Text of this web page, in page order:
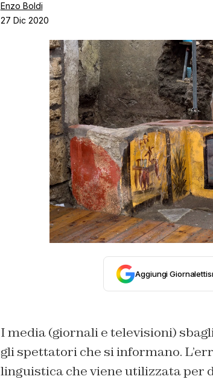
Enzo Boldi
27 Dic 2020
Aggiungi
I media (giornali e televisioni)
gli spettatori che si informano.
linguistica che viene utilizzata per